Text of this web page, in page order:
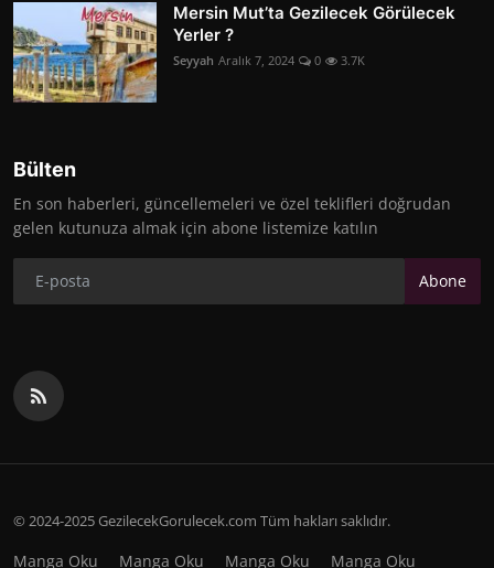
Mersin Mut’ta Gezilecek Görülecek
Yerler ?
Seyyah Aralık 7, 2024 0 3.7K
Bülten
En son haberleri, güncellemeleri ve özel teklifleri doğrudan
gelen kutunuza almak için abone listemize katılın
Abone
© 2024-2025 GezilecekGorulecek.com Tüm hakları saklıdır.
Manga Oku Manga Oku Manga Oku Manga Oku